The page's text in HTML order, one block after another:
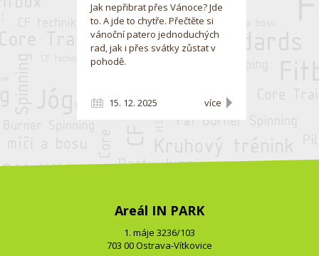
Jak nepřibrat přes Vánoce? Jde
to. A jde to chytře. Přečtěte si
vánoční patero jednoduchých
rad, jak i přes svátky zůstat v
pohodě.
15. 12. 2025 více
Areál IN PARK
1. máje 3236/103
703 00 Ostrava-Vítkovice